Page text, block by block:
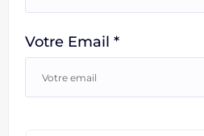
Votre Email *